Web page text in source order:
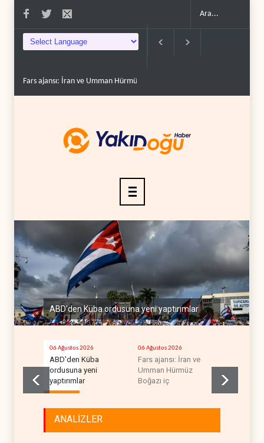
ajansı: İran ve Umman Hürmüz Boğazı için geçiş..
ABD'den Küba ordusuna yeni yaptırımlar
06 Ağustos 2026
ABD'den Küba
ordusuna yeni
yaptırımlar
06 Ağustos 2026
Fars ajansı: İran ve
Umman Hürmüz
Boğazı iç
tehdit ett
ANALİZLER